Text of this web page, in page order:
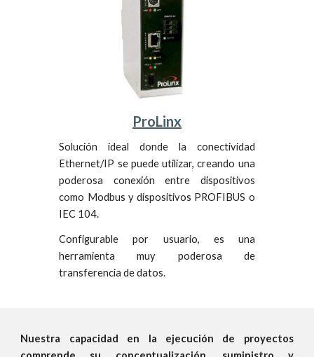
ProLinx
Solución ideal donde la conectividad
Ethernet/IP se puede utilizar, creando una
poderosa conexión entre dispositivos
como Modbus y dispositivos PROFIBUS o
IEC 104.
Configurable por usuario, es una
herramienta muy poderosa de
transferencia de datos.
Nuestra capacidad en la ejecución de proyectos